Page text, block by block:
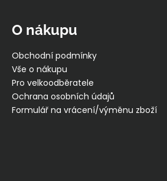
O nákupu
Obchodní podmínky
Vše o nákupu
Pro velkoodběratele
Ochrana osobních údajů
Formulář na vrácení/výměnu zboží